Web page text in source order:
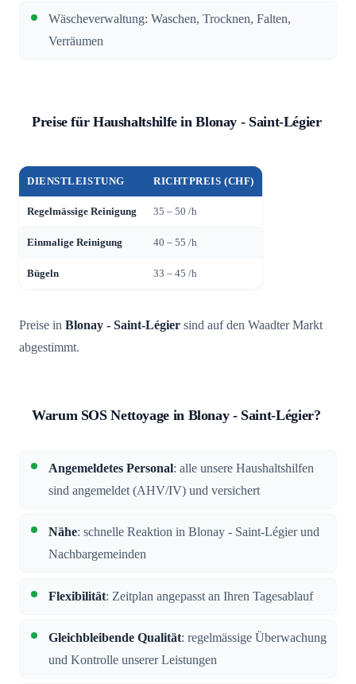
Wäscheverwaltung: Waschen, Trocknen, Falten,
Verräumen
Preise für Haushaltshilfe in Blonay - Saint-Légier
DIENSTLEISTUNG RICHTPREIS (CHF)
Regelmässige Reinigung 35 – 50 /h
Einmalige Reinigung 40 – 55 /h
Bügeln 33 – 45 /h
Preise in Blonay - Saint-Légier sind auf den Waadter Markt
abgestimmt.
Warum SOS Nettoyage in Blonay - Saint-Légier?
Angemeldetes Personal: alle unsere Haushaltshilfen
sind angemeldet (AHV/IV) und versichert
Nähe: schnelle Reaktion in Blonay - Saint-Légier und
Nachbargemeinden
Flexibilität: Zeitplan angepasst an Ihren Tagesablauf
Gleichbleibende Qualität: regelmässige Überwachung
und Kontrolle unserer Leistungen